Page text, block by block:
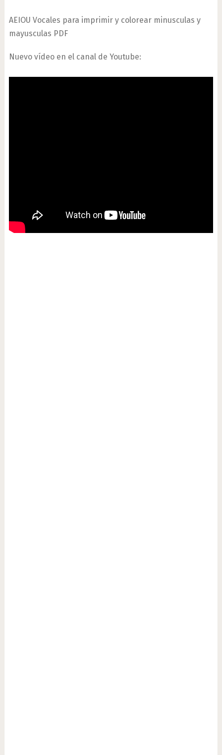
AEIOU Vocales para imprimir y colorear minusculas y
mayusculas PDF
Nuevo vídeo en el canal de Youtube: